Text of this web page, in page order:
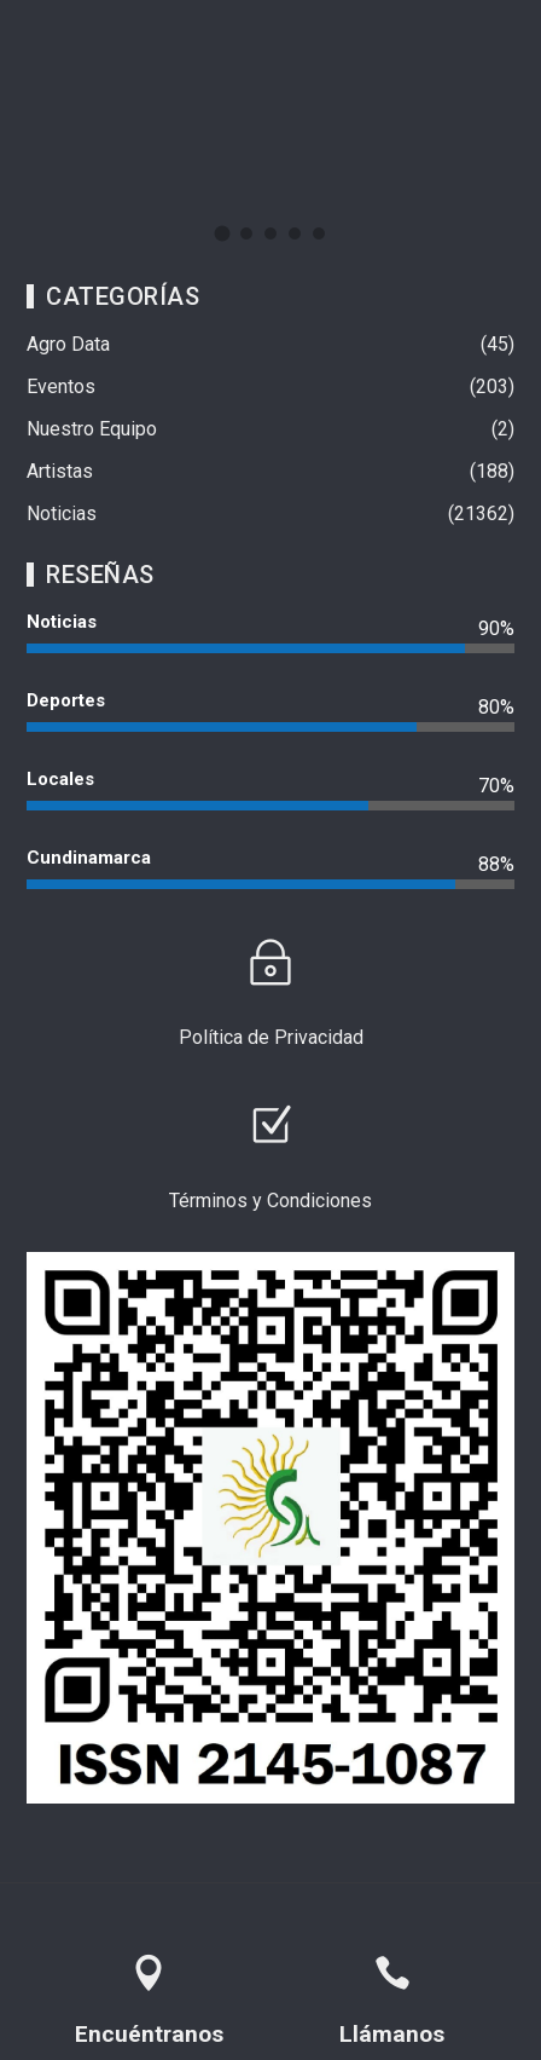
CATEGORÍAS
Agro Data
45
Eventos
203
Nuestro Equipo
2
Artistas
188
Noticias
21362
RESEÑAS
Noticias 90%
Deportes 80%
Locales 70%
Cundinamarca 88%
Política de Privacidad
Términos y Condiciones
Encuéntranos Llámanos